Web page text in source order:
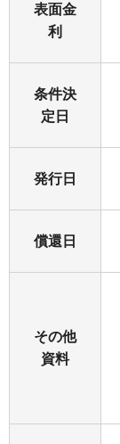
表面金
利
条件決
定日
発行日
償還日
その他
資料